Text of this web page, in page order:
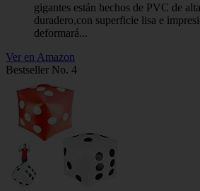
gigantes están hechos de PVC de
duradero,con superficie lisa e
deformará...
Ver en Amazon
Bestseller No. 4